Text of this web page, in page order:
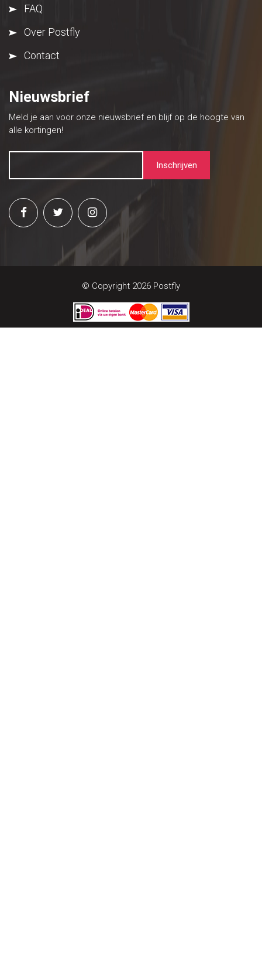
FAQ
Over Postfly
Contact
Nieuwsbrief
Meld je aan voor onze nieuwsbrief en blijf op de hoogte van
alle kortingen!
© Copyright 2026 Postfly